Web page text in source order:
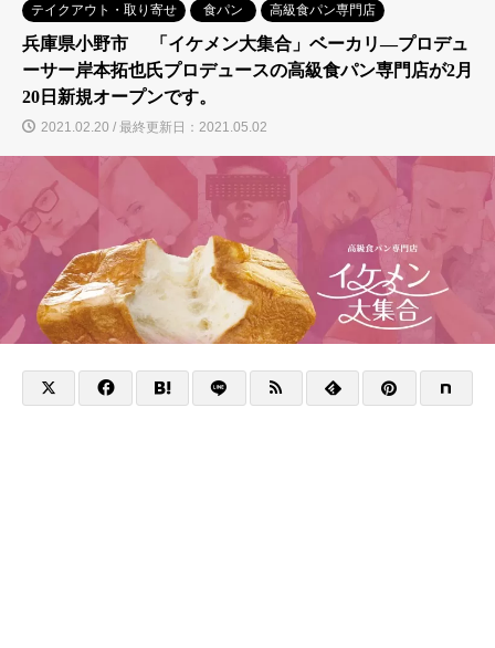
テイクアウト・取り寄せ
食パン 高級食パン専門店
兵庫県小野市 「イケメン大集合」ベーカリ―プロデュ
ーサー岸本拓也氏プロデュースの高級食パン専門店が2月
20日新規オープンです。
2021.02.20 / 最終更新日：2021.05.02